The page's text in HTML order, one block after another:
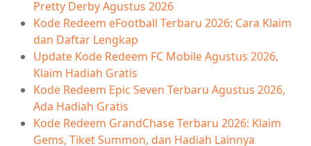
Pretty Derby Agustus 2026
Kode Redeem eFootball Terbaru 2026: Cara Klaim
dan Daftar Lengkap
Update Kode Redeem FC Mobile Agustus 2026,
Klaim Hadiah Gratis
Kode Redeem Epic Seven Terbaru Agustus 2026,
Ada Hadiah Gratis
Kode Redeem GrandChase Terbaru 2026: Klaim
Gems, Tiket Summon, dan Hadiah Lainnya